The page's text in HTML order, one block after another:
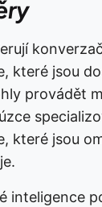
které jsou
provádět
které jsou
inteligence